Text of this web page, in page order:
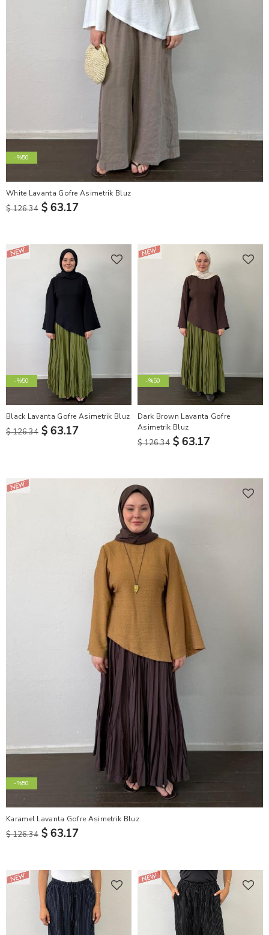
-%50
White Lavanta Gofre Asimetrik Bluz
$ 126.34 $ 63.17
-%50
Black Lavanta Gofre Asimetrik Bluz
$ 126.34 $ 63.17
-%50
Dark Brown Lavanta Gofre
Asimetrik Bluz
$ 126.34 $ 63.17
-%50
Karamel Lavanta Gofre Asimetrik Bluz
$ 126.34 $ 63.17